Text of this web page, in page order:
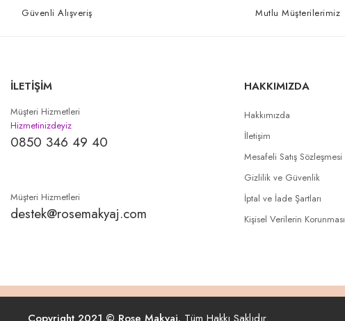
Güvenli Alışveriş Mutlu Müşterilerimiz
İLETİŞİM
Müşteri Hizmetleri
Hizmetinizdeyiz
0850 346 49 40
Müşteri Hizmetleri
destek@rosemakyaj.com
HAKKIMIZDA
Hakkımızda
İletişim
Mesafeli Satış Sözleşmesi
Gizlilik ve Güvenlik
İptal ve İade Şartları
Kişisel Verilerin Korunması